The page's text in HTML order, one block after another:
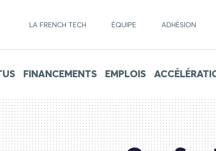
LA FRENCH TECH ÉQUIPE ADHÉSION
FINANCEMENTS EMPLOIS